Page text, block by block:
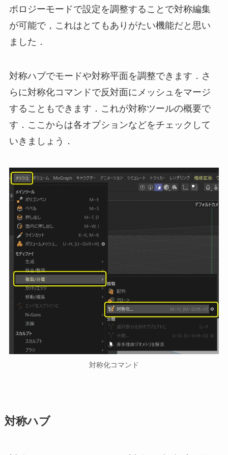
ポロジーモードで設定を調整することで対称編集
が可能で，これはとてもありがたい機能だと思い
ました．
対称ハブでモードや対称平面を調整できます．さ
らに対称化コマンドで反対面にメッシュをマージ
することもできます．これが対称ツールの概要で
す．ここからは各オプションなどをチェックして
いきましょう．
対称化コマンド
対称ハブ